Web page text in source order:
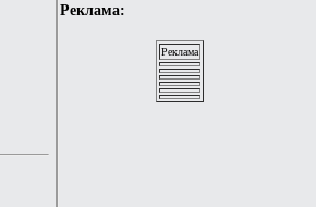
Реклама:
Реклама